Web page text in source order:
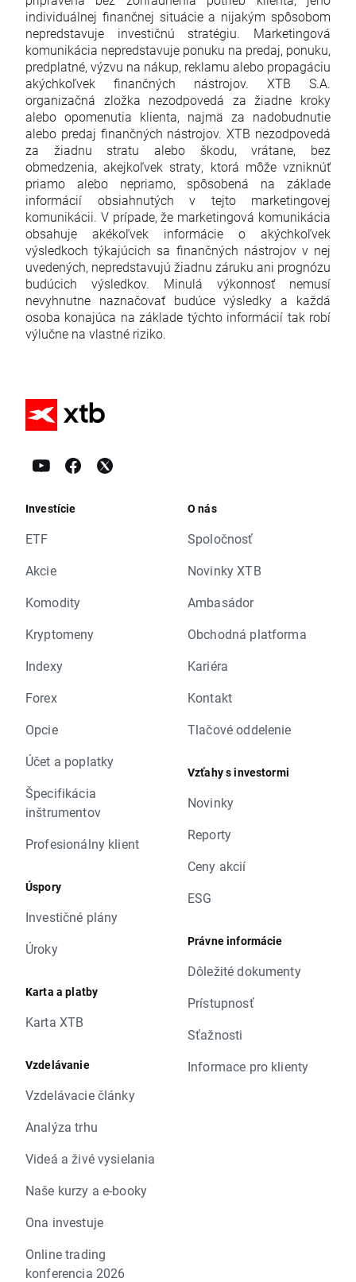
individuálnej finančnej situácie a nijakým spôsobom
nepredstavuje investičnú stratégiu. Marketingová
komunikácia nepredstavuje ponuku na predaj, ponuku,
predplatné, výzvu na nákup, reklamu alebo propagáciu
akýchkoľvek finančných nástrojov. XTB S.A.
organizačná zložka nezodpovedá za žiadne kroky
alebo opomenutia klienta, najmä za nadobudnutie
alebo predaj finančných nástrojov. XTB nezodpovedá
za žiadnu stratu alebo škodu, vrátane, bez
obmedzenia, akejkoľvek straty, ktorá môže vzniknúť
priamo alebo nepriamo, spôsobená na základe
informácií obsiahnutých v tejto marketingovej
komunikácii. V prípade, že marketingová komunikácia
obsahuje akékoľvek informácie o akýchkoľvek
výsledkoch týkajúcich sa finančných nástrojov v nej
uvedených, nepredstavujú žiadnu záruku ani prognózu
budúcich výsledkov. Minulá výkonnosť nemusí
nevyhnutne naznačovať budúce výsledky a každá
osoba konajúca na základe týchto informácií tak robí
výlučne na vlastné riziko.
Investície
ETF
Akcie
Komodity
Kryptomeny
Indexy
Forex
Opcie
Účet a poplatky
Špecifikácia
inštrumentov
Profesionálny klient
Úspory
Investičné plány
Úroky
Karta a platby
Karta XTB
Vzdelávanie
Vzdelávacie články
Analýza trhu
Videá a živé vysielania
Naše kurzy a e-booky
Ona investuje
Online trading
konferencia 2026
O nás
Spoločnosť
Novinky XTB
Ambasádor
Obchodná platforma
Kariéra
Kontakt
Tlačové oddelenie
Vzťahy s investormi
Novinky
Reporty
Ceny akcií
ESG
Právne informácie
Dôležité dokumenty
Prístupnosť
Sťažnosti
Informace pro klienty